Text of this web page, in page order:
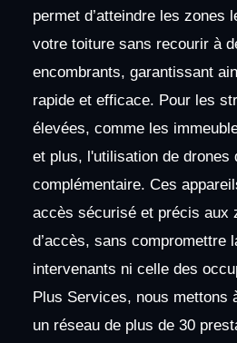
permet d’atteindre les zones
votre toiture sans recourir à
encombrants, garantissant
rapide et efficace. Pour les
élevées, comme les
et plus, l'utilisation de drones
complémentaire. Ces
accès sécurisé et précis aux
d’accès, sans compromettre
intervenants ni celle des
Plus Services, nous mettons
un réseau de plus de 30